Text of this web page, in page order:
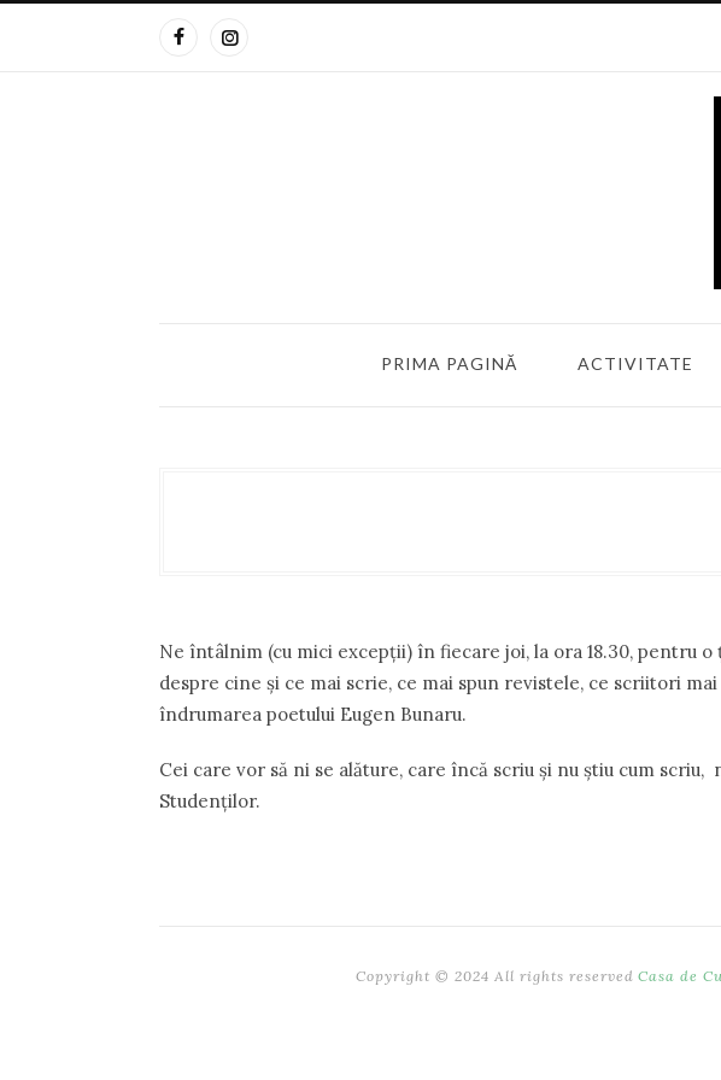
PRIMA PAGINĂ ACTIVITATE
Ne întâlnim (cu mici excepții) în fiecare joi, la ora 18.30, pentru
despre cine şi ce mai scrie, ce mai spun revistele, ce scriitori
îndrumarea poetului Eugen Bunaru.
Cei care vor să ni se alăture, care încă scriu şi nu ştiu cum
Studenţilor.
Copyright © 2024 All rights reserved Casa de